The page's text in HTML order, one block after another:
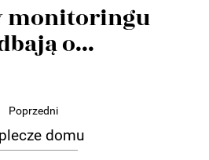
monitoringu
o...
Poprzedni
domu